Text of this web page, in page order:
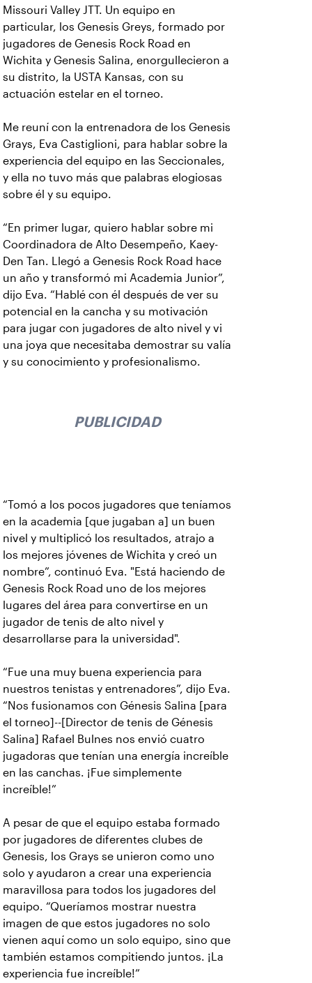
Missouri Valley JTT. Un equipo en
particular, los Genesis Greys, formado por
jugadores de Genesis Rock Road en
Wichita y Genesis Salina, enorgullecieron a
su distrito, la USTA Kansas, con su
actuación estelar en el torneo.
Me reuní con la entrenadora de los Genesis
Grays, Eva Castiglioni, para hablar sobre la
experiencia del equipo en las Seccionales,
y ella no tuvo más que palabras elogiosas
sobre él y su equipo.
“En primer lugar, quiero hablar sobre mi
Coordinadora de Alto Desempeño, Kaey-
Den Tan. Llegó a Genesis Rock Road hace
un año y transformó mi Academia Junior”,
dijo Eva. “Hablé con él después de ver su
potencial en la cancha y su motivación
para jugar con jugadores de alto nivel y vi
una joya que necesitaba demostrar su valía
y su conocimiento y profesionalismo.
PUBLICIDAD
“Tomó a los pocos jugadores que teníamos
en la academia [que jugaban a] un buen
nivel y multiplicó los resultados, atrajo a
los mejores jóvenes de Wichita y creó un
nombre”, continuó Eva. "Está haciendo de
Genesis Rock Road uno de los mejores
lugares del área para convertirse en un
jugador de tenis de alto nivel y
desarrollarse para la universidad".
“Fue una muy buena experiencia para
nuestros tenistas y entrenadores”, dijo Eva.
“Nos fusionamos con Génesis Salina [para
el torneo]--[Director de tenis de Génesis
Salina] Rafael Bulnes nos envió cuatro
jugadoras que tenían una energía increíble
en las canchas. ¡Fue simplemente
increíble!”
A pesar de que el equipo estaba formado
por jugadores de diferentes clubes de
Genesis, los Grays se unieron como uno
solo y ayudaron a crear una experiencia
maravillosa para todos los jugadores del
equipo. “Queríamos mostrar nuestra
imagen de que estos jugadores no solo
vienen aquí como un solo equipo, sino que
también estamos compitiendo juntos. ¡La
experiencia fue increíble!”